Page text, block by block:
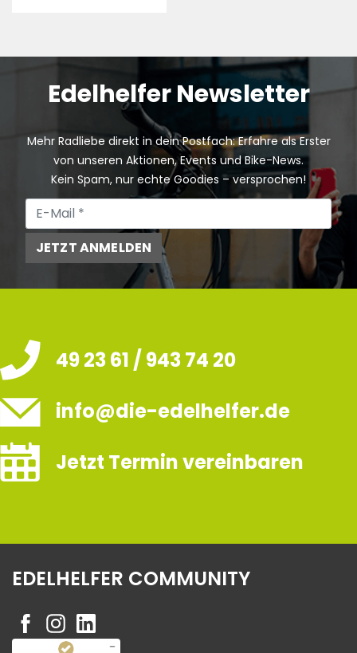
Edelhelfer Newsletter
Mehr Radliebe direkt in dein Postfach: Erfahre als Erster
von unseren Aktionen, Events und Bike-News.
Kein Spam, nur echte Goodies – versprochen!
JETZT ANMELDEN
49 23 61 / 943 74 20
info@die-edelhelfer.de
Jetzt Termin vereinbaren
EDELHELFER COMMUNITY